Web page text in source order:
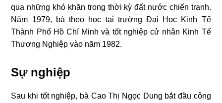
qua những khó khăn trong thời kỳ đất nước chiến tranh.
Năm 1979, bà theo học tại trường Đại Học Kinh Tế
Thành Phố Hồ Chí Minh và tốt nghiệp cử nhân Kinh Tế
Thương Nghiệp vào năm 1982.
Sự nghiệp
Sau khi tốt nghiệp, bà Cao Thị Ngọc Dung bắt đầu công